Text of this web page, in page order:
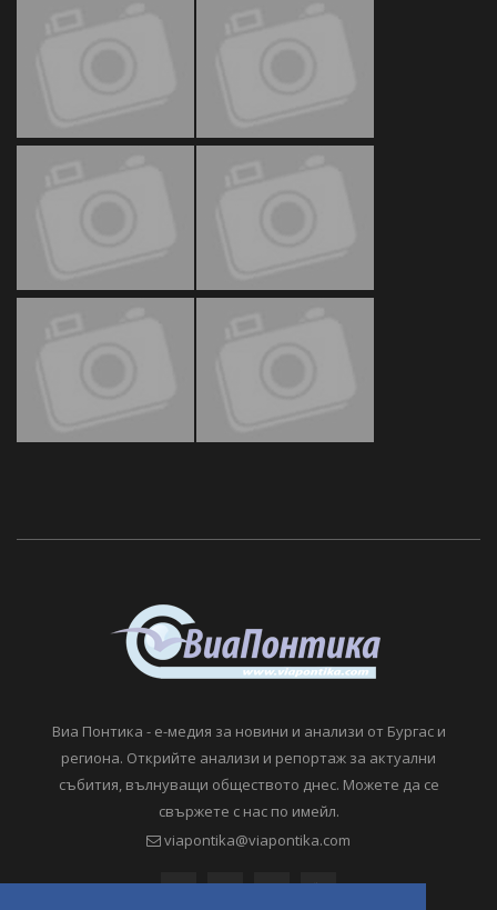
Виа Понтика - е-медия за новини и анализи от Бургас и
региона. Открийте анализи и репортаж за актуални
събития, вълнуващи обществото днес. Можете да се
свържете с нас по имейл.
viapontika@viapontika.com